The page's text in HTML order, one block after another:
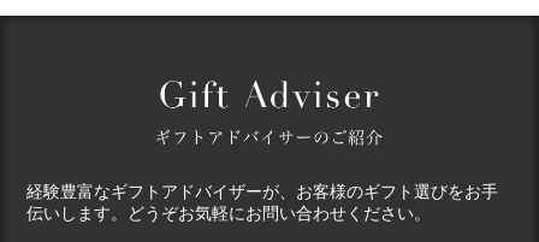
経験豊富なギフトアドバイザーが、お客様のギフト選びをお手
伝いします。どうぞお気軽にお問い合わせください。